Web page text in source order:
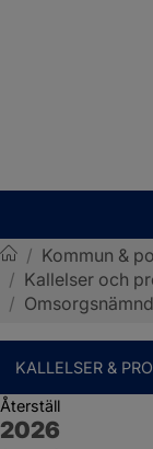
Sotenäs kommun
/ Kommun &
/ Kallelser och
/
KALLELSER &
Återställ
År:
2026